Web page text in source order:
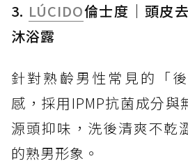
3. LÚCIDO倫士度｜頭皮
沐浴露
針對熟齡男性常見的「
感，採用IPMP抗菌成分與
源頭抑味，洗後清爽不乾
的熟男形象。